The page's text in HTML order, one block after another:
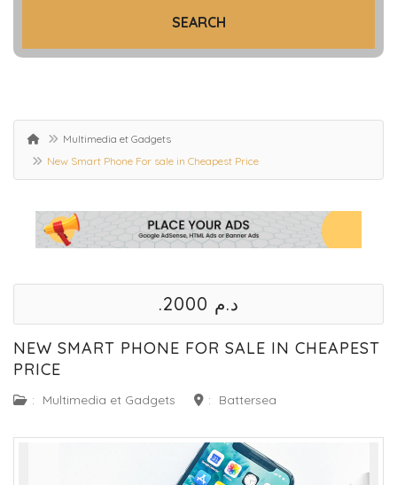
SEARCH
Multimedia et Gadgets
New Smart Phone For sale in Cheapest Price
.د.م 2000
NEW SMART PHONE FOR SALE IN CHEAPEST
PRICE
: Multimedia et Gadgets : Battersea